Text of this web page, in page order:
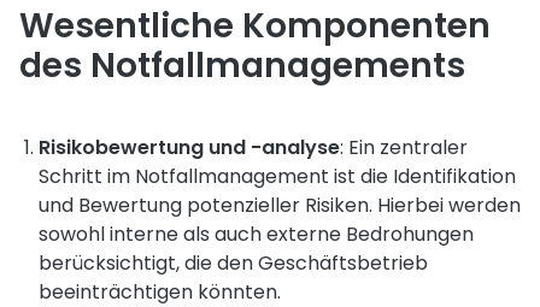
Wesentliche Komponenten
des Notfallmanagements
Risikobewertung und -analyse: Ein zentraler
Schritt im Notfallmanagement ist die Identifikation
und Bewertung potenzieller Risiken. Hierbei werden
sowohl interne als auch externe Bedrohungen
berücksichtigt, die den Geschäftsbetrieb
beeinträchtigen könnten.